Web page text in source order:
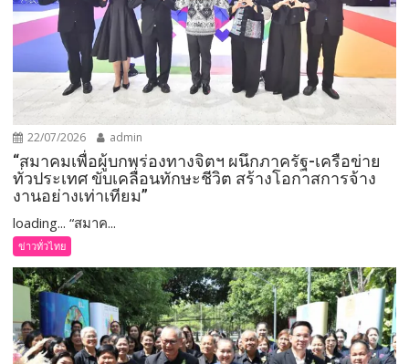
22/07/2026 admin
“สมาคมเพื่อผู้บกพร่องทางจิตฯ ผนึกภาครัฐ-เครือข่าย
ทั่วประเทศ ขับเคลื่อนทักษะชีวิต สร้างโอกาสการจ้าง
งานอย่างเท่าเทียม”
loading... “สมาค...
ข่าวทั่วไทย